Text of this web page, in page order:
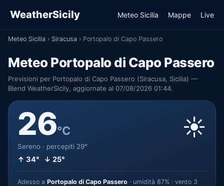
WeatherSicily Meteo Sicilia Mappe Live
Meteo Sicilia › Siracusa › Portopalo di Capo Passero
Meteo Portopalo di Capo Passero
Previsioni per Portopalo di Capo Passero (Siracusa, Sicilia) —
Blend WeatherSicily, aggiornate al 07/08/2026 01:44.
26°C
Sereno · percepiti 29°
↑ 34° ↓ 25°
☀️
Adesso a Portopalo di Capo Passero · umidità 87% · vento 3